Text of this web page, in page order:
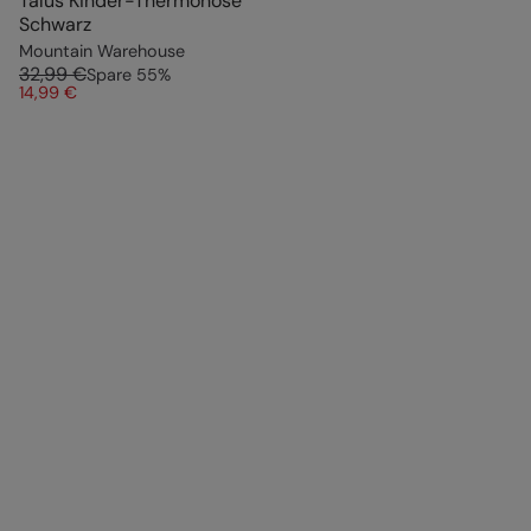
Schwarz
Mountain Warehouse
32,99 €Spare 55%
14,99 €